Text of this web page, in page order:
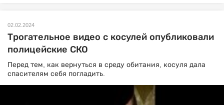
02.02.2024
Трогательное видео с косулей опубликовали
полицейские СКО
Перед тем, как вернуться в среду обитания, косуля дала
спасителям себя погладить.